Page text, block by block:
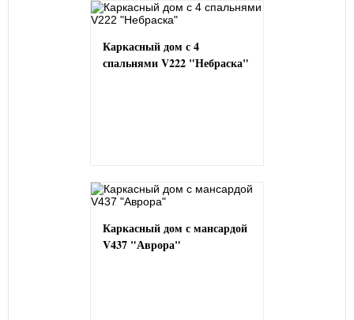
Каркасный дом с 4
спальнями V222 "Небраска"
Каркасный дом с мансардой
V437 "Аврора"